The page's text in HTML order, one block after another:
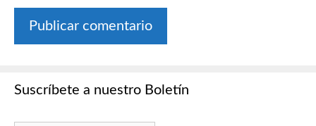
Suscríbete a nuestro Boletín